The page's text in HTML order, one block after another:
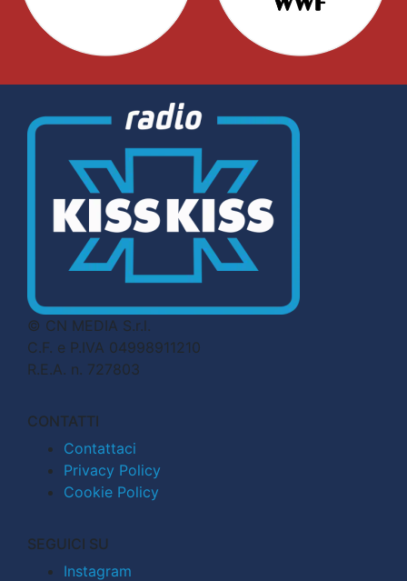
© CN MEDIA S.r.l.
C.F. e P.IVA 04998911210
R.E.A. n. 727803
CONTATTI
Contattaci
Privacy Policy
Cookie Policy
SEGUICI SU
Instagram